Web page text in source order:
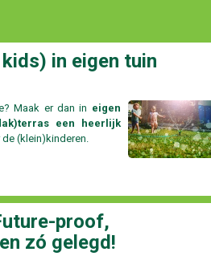
in eigen tuin
Maak er dan in eigen
een heerlijk
de (klein)kinderen.
proof,
zó gelegd!